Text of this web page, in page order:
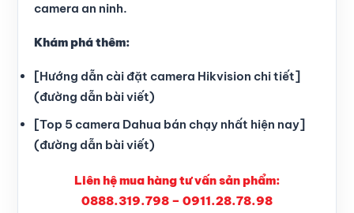
camera an ninh.
Khám phá thêm:
[Hướng dẫn cài đặt camera Hikvision chi tiết]
(đường dẫn bài viết)
[Top 5 camera Dahua bán chạy nhất hiện nay]
(đường dẫn bài viết)
Liên hệ mua hàng tư vấn sản phẩm:
0888.319.798 – 0911.28.78.98